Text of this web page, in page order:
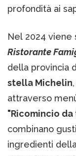
profondità ai
Nel 2024
Ristorante
della provincia
stella Michelin
attraverso
"Ricomincio da
combinano
ingredienti